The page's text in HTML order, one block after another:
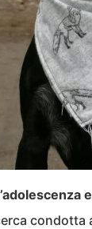
condotta